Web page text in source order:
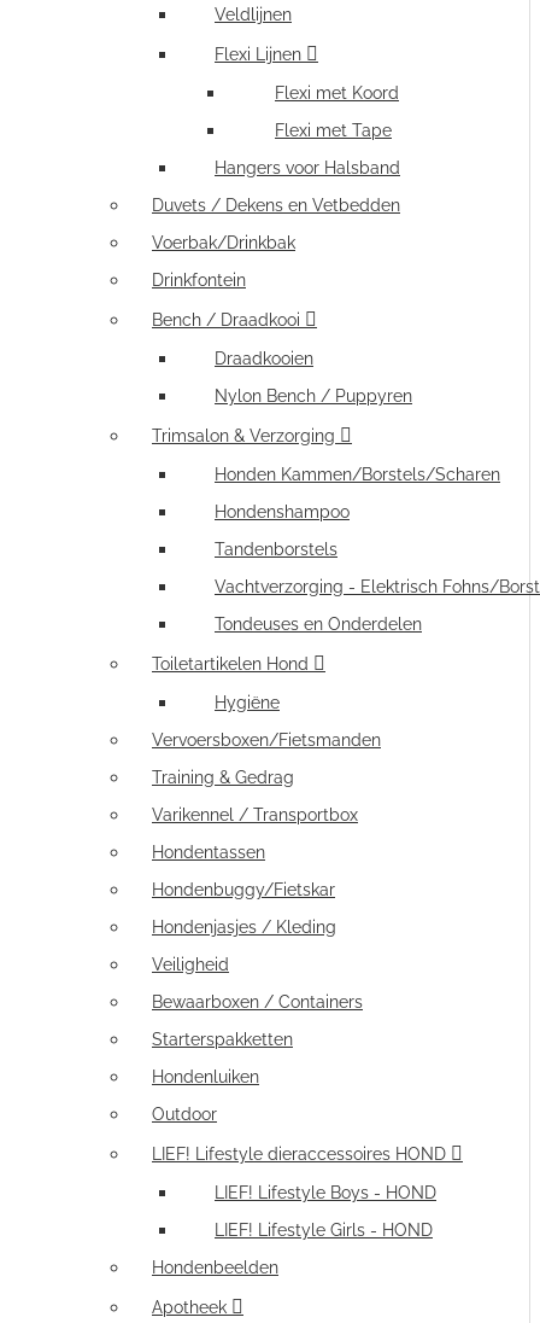
Veldlijnen
Flexi Lijnen
Flexi met Koord
Flexi met Tape
Hangers voor Halsband
Duvets / Dekens en Vetbedden
Voerbak/Drinkbak
Drinkfontein
Bench / Draadkooi
Draadkooien
Nylon Bench / Puppyren
Trimsalon & Verzorging
Honden Kammen/Borstels/Scharen
Hondenshampoo
Tandenborstels
Vachtverzorging - Elektrisch Fohns/
Tondeuses en Onderdelen
Toiletartikelen Hond
Hygiëne
Vervoersboxen/Fietsmanden
Training & Gedrag
Varikennel / Transportbox
Hondentassen
Hondenbuggy/Fietskar
Hondenjasjes / Kleding
Veiligheid
Bewaarboxen / Containers
Starterspakketten
Hondenluiken
Outdoor
LIEF! Lifestyle dieraccessoires HOND
LIEF! Lifestyle Boys - HOND
LIEF! Lifestyle Girls - HOND
Hondenbeelden
Apotheek